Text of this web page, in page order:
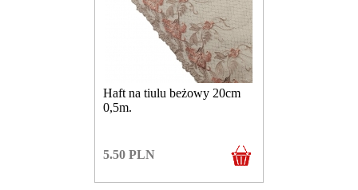
Haft na tiulu beżowy 20cm
0,5m.
5.50 PLN